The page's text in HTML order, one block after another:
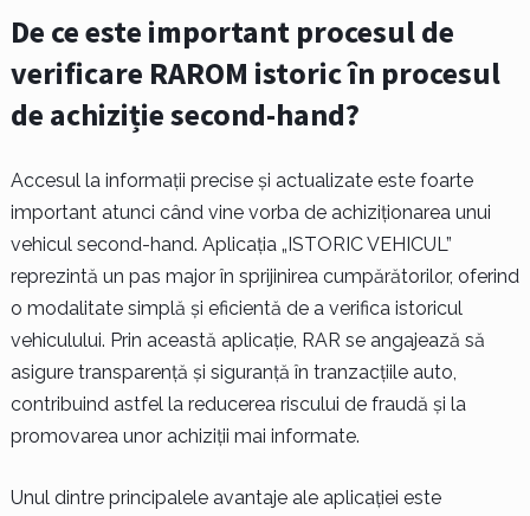
De ce este important procesul de
verificare RAROM istoric în procesul
de achiziție second-hand?
Accesul la informații precise și actualizate este foarte
important atunci când vine vorba de achiziționarea unui
vehicul second-hand. Aplicația „ISTORIC VEHICUL”
reprezintă un pas major în sprijinirea cumpărătorilor, oferind
o modalitate simplă și eficientă de a verifica istoricul
vehiculului. Prin această aplicație, RAR se angajează să
asigure transparență și siguranță în tranzacțiile auto,
contribuind astfel la reducerea riscului de fraudă și la
promovarea unor achiziții mai informate.
Unul dintre principalele avantaje ale aplicației este